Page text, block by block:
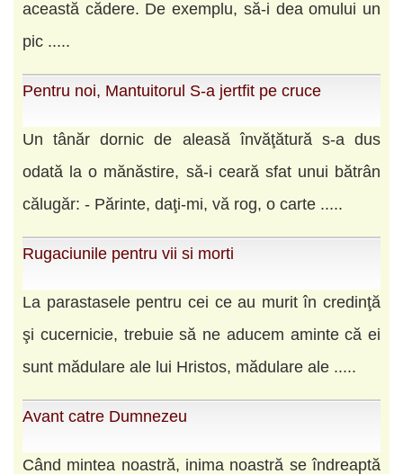
această cădere. De exemplu, să-i dea omului un
pic .....
Pentru noi, Mantuitorul S-a jertfit pe cruce
Un tânăr dornic de aleasă învăţătură s-a dus
odată la o mănăstire, să-i ceară sfat unui bătrân
călugăr: - Părinte, daţi-mi, vă rog, o carte .....
Rugaciunile pentru vii si morti
La parastasele pentru cei ce au murit în credinţă
şi cucernicie, trebuie să ne aducem aminte că ei
sunt mădulare ale lui Hristos, mădulare ale .....
Avant catre Dumnezeu
Când mintea noastră, inima noastră se îndreaptă